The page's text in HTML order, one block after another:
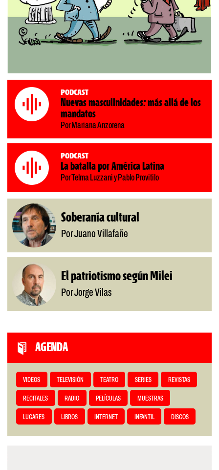
Podcast
Nuevas masculinidades: más allá de los
mandatos
Por Mariana Anzorena
Podcast
La batalla por América Latina
Por Telma Luzzani y Pablo Provitilo
Soberanía cultural
Por Juano Villafañe
El patriotismo según Milei
Por Jorge Vilas
AGENDA
VIDEOS TELEVISIÓN TEATRO SERIES REVISTAS
RECITALES RADIO PELÍCULAS MUESTRAS
LUGARES LIBROS INTERNET INFANTIL DISCOS